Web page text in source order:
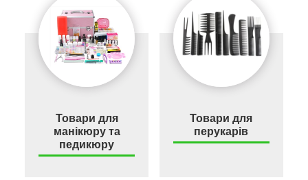
Товари для
манікюру та
педикюру
Товари для
перукарів